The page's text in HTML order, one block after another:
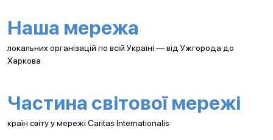
Наша мережа
локальних організацій по всій Україні — від Ужгорода до
Харкова
Частина світової мережі
країн світу у мережі Caritas Internationalis